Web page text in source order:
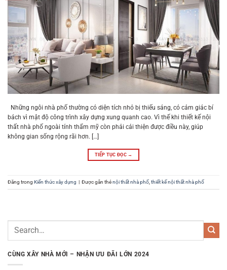
Những ngôi nhà phố thường có diện tích nhỏ bị thiếu sáng, có cảm giác bí
bách vì mật độ công trình xây dựng xung quanh cao. Vì thế khi thiết kế nội
thất nhà phố ngoài tính thẩm mỹ còn phải cải thiện được điều này, giúp
không gian sống rộng rãi hơn. […]
TIẾP TỤC ĐỌC →
Đăng trong Kiến thức xây dựng | Được gắn thẻnội thất nhà phố thiết kế nội thất nhà phố
CÙNG XÂY NHÀ MỚI – NHẬN ƯU ĐÃI LỚN 2024